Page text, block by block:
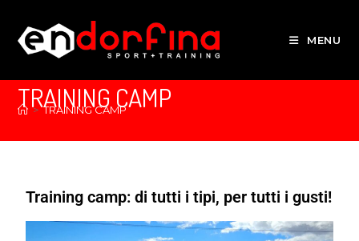
MENU
TRAINING CAMP
> TRAINING CAMP
Training camp: di tutti i tipi, per tutti i gusti!